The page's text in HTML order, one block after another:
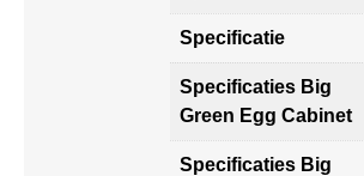
Specificatie
Specificaties Big
Green Egg Cabinet
Specificaties Big